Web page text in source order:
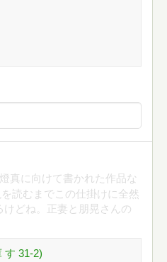
真に向けて書かれた作品な
読むまでこの仕掛けに全然
どね。正妻と朋晃さんの
す 31-2)